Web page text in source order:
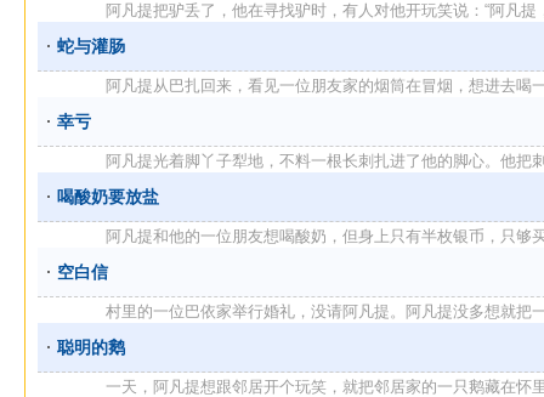
阿凡提把驴丢了，他在寻找驴时，有人对他开玩笑说：“阿凡提
蛇与灌肠
阿凡提从巴扎回来，看见一位朋友家的烟筒在冒烟，想进去喝
幸亏
阿凡提光着脚丫子犁地，不料一根长刺扎进了他的脚心。他把
喝酸奶要放盐
阿凡提和他的一位朋友想喝酸奶，但身上只有半枚银币，只够
空白信
村里的一位巴依家举行婚礼，没请阿凡提。阿凡提没多想就把
聪明的鹅
一天，阿凡提想跟邻居开个玩笑，就把邻居家的一只鹅藏在怀